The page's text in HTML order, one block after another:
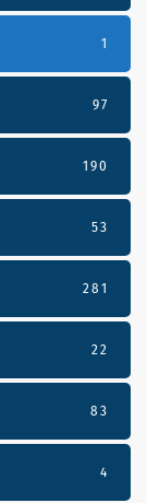
1
97
190
53
281
22
83
4